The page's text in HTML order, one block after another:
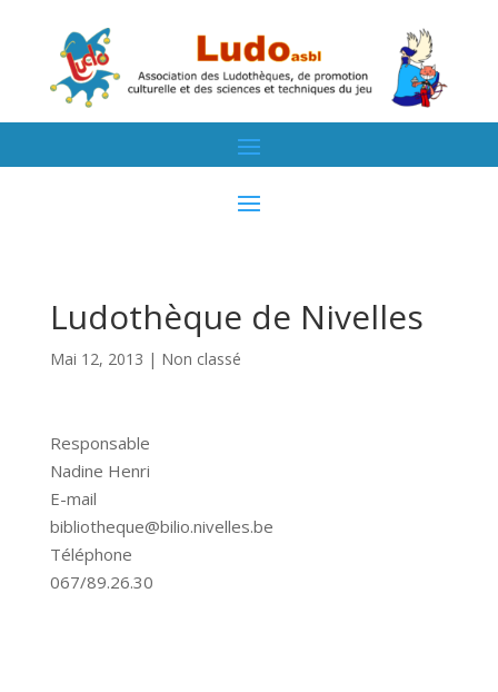
Ludothèque de Nivelles
Mai 12, 2013 | Non classé
Responsable
Nadine Henri
E-mail
bibliotheque@bilio.nivelles.be
Téléphone
067/89.26.30